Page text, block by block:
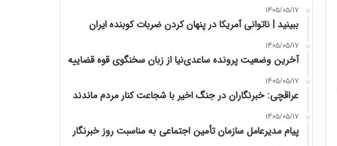
1405/05/17
‏ببینید | ناتوانی آمریکا در پنهان کردن ضربات کوبنده ایران
1405/05/17
آخرین وضعیت پرونده ساعدی‌نیا از زبان سخنگوی قوه قضاییه
1405/05/17
عراقچی: خبرنگاران در جنگ اخیر با شجاعت کنار مردم ماندند
1405/05/17
پیام مدیرعامل سازمان تأمین اجتماعی به مناسبت روز خبرنگار